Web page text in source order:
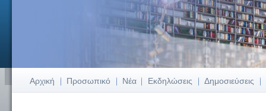
Αρχική Προσωπικό Νέα Εκδηλώσεις Δημοσιεύσεις